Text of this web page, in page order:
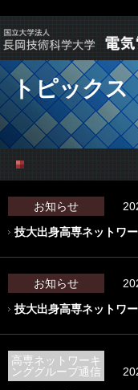
トピックス
お知らせ
技大出身高専ネットワ
お知らせ
技大出身高専ネットワ
高専ネットワーキ
ンググループ通信